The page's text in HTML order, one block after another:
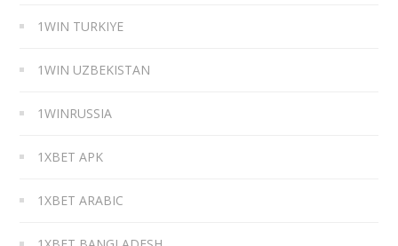
1WIN TURKIYE
1WIN UZBEKISTAN
1WINRUSSIA
1XBET APK
1XBET ARABIC